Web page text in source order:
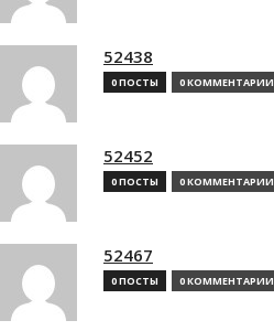
52438
0 ПОСТЫ 0 КОММЕНТАРИИ
52452
0 ПОСТЫ 0 КОММЕНТАРИИ
52467
0 ПОСТЫ 0 КОММЕНТАРИИ